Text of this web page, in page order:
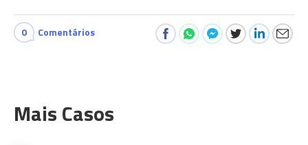
0 Comentários
Mais Casos